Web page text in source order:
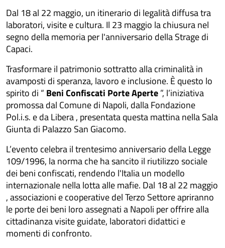
Dal 18 al 22 maggio, un itinerario di legalità diffusa tra
laboratori, visite e cultura. Il 23 maggio la chiusura nel
segno della memoria per l'anniversario della Strage di
Capaci.
Trasformare il patrimonio sottratto alla criminalità in
avamposti di speranza, lavoro e inclusione. È questo lo
spirito di “ Beni Confiscati Porte Aperte”, l’iniziativa
promossa dal Comune di Napoli, dalla Fondazione
Pol.i.s. e da Libera , presentata questa mattina nella Sala
Giunta di Palazzo San Giacomo.
L’evento celebra il trentesimo anniversario della Legge
109/1996, la norma che ha sancito il riutilizzo sociale
dei beni confiscati, rendendo l'Italia un modello
internazionale nella lotta alle mafie. Dal 18 al 22 maggio
, associazioni e cooperative del Terzo Settore apriranno
le porte dei beni loro assegnati a Napoli per offrire alla
cittadinanza visite guidate, laboratori didattici e
momenti di confronto.